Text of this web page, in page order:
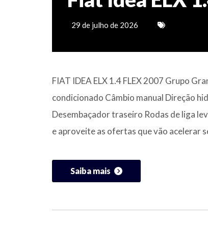
29 de julho de 2026
FIAT IDEA ELX 1.4 FLEX 2007 Grupo
condicionado Câmbio manual Direção
Desembaçador traseiro Rodas de liga
e aproveite as ofertas que vão acelerar
Saiba mais